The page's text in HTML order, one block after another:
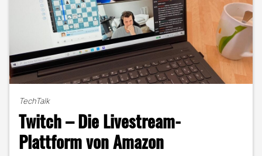
TechTalk
Twitch – Die Livestream-
Plattform von Amazon